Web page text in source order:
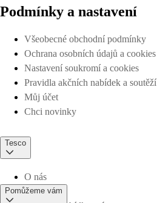
Podmínky a nastavení
Všeobecné obchodní podmínky
Ochrana osobních údajů a cookies
Nastavení soukromí a cookies
Pravidla akčních nabídek a soutěží
Můj účet
Chci novinky
Tesco
O nás
Pomůžeme vám